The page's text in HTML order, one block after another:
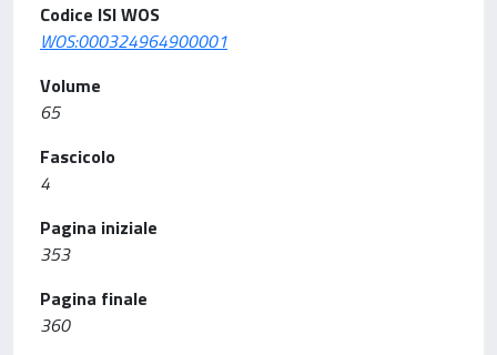
Codice ISI WOS
WOS:000324964900001
Volume
65
Fascicolo
4
Pagina iniziale
353
Pagina finale
360